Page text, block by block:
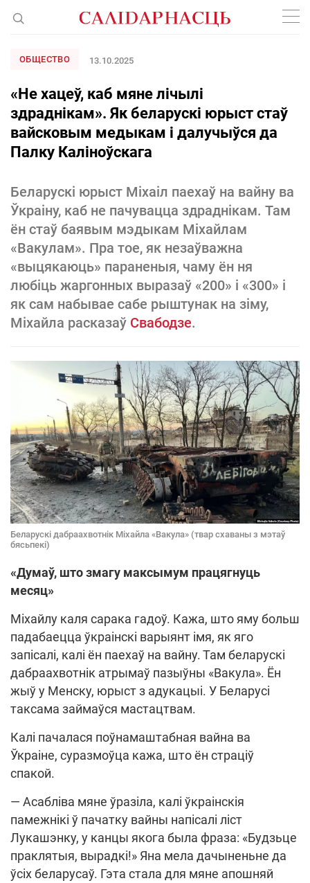
ОБЩЕСТВО 13.10.2025
«Не хацеў, каб мяне лічылі
здраднікам». Як беларускі юрыст стаў
вайсковым медыкам і далучыўся да
Палку Каліноўскага
Беларускі юрыст Міхаіл паехаў на вайну ва
Ўкраіну, каб не пачувацца здраднікам. Там
ён стаў баявым мэдыкам Міхайлам
«Вакулам». Пра тое, як незаўважна
«выцякаюць» параненыя, чаму ён ня
любіць жаргонных выразаў «200» і «300» і
як сам набывае сабе рыштунак на зіму,
Міхайла расказаў Свабодзе.
Беларускі дабраахвотнік Міхайла «Вакула» (твар схаваны з мэтаў
бясьпекі)
«Думаў, што змагу максымум працягнуць
месяц»
Міхайлу каля сарака гадоў. Кажа, што яму больш
падабаецца ўкраінскі варыянт імя, як яго
запісалі, калі ён паехаў на вайну. Там беларускі
дабраахвотнік атрымаў пазыўны «Вакула». Ён
жыў у Менску, юрыст з адукацыі. У Беларусі
таксама займаўся мастацтвам.
Калі пачалася поўнамаштабная вайна ва
Ўкраіне, суразмоўца кажа, што ён страціў
спакой.
— Асабліва мяне ўразіла, калі ўкраінскія
памежнікі ў пачатку вайны напісалі ліст
Лукашэнку, у канцы якога была фраза: «Будзьце
праклятыя, вырадкі!» Яна мела дачыненьне да
ўсіх беларусаў. Гэта стала для мяне апошняй